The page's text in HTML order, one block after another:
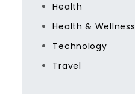
Health
Health & Wellness
Technology
Travel